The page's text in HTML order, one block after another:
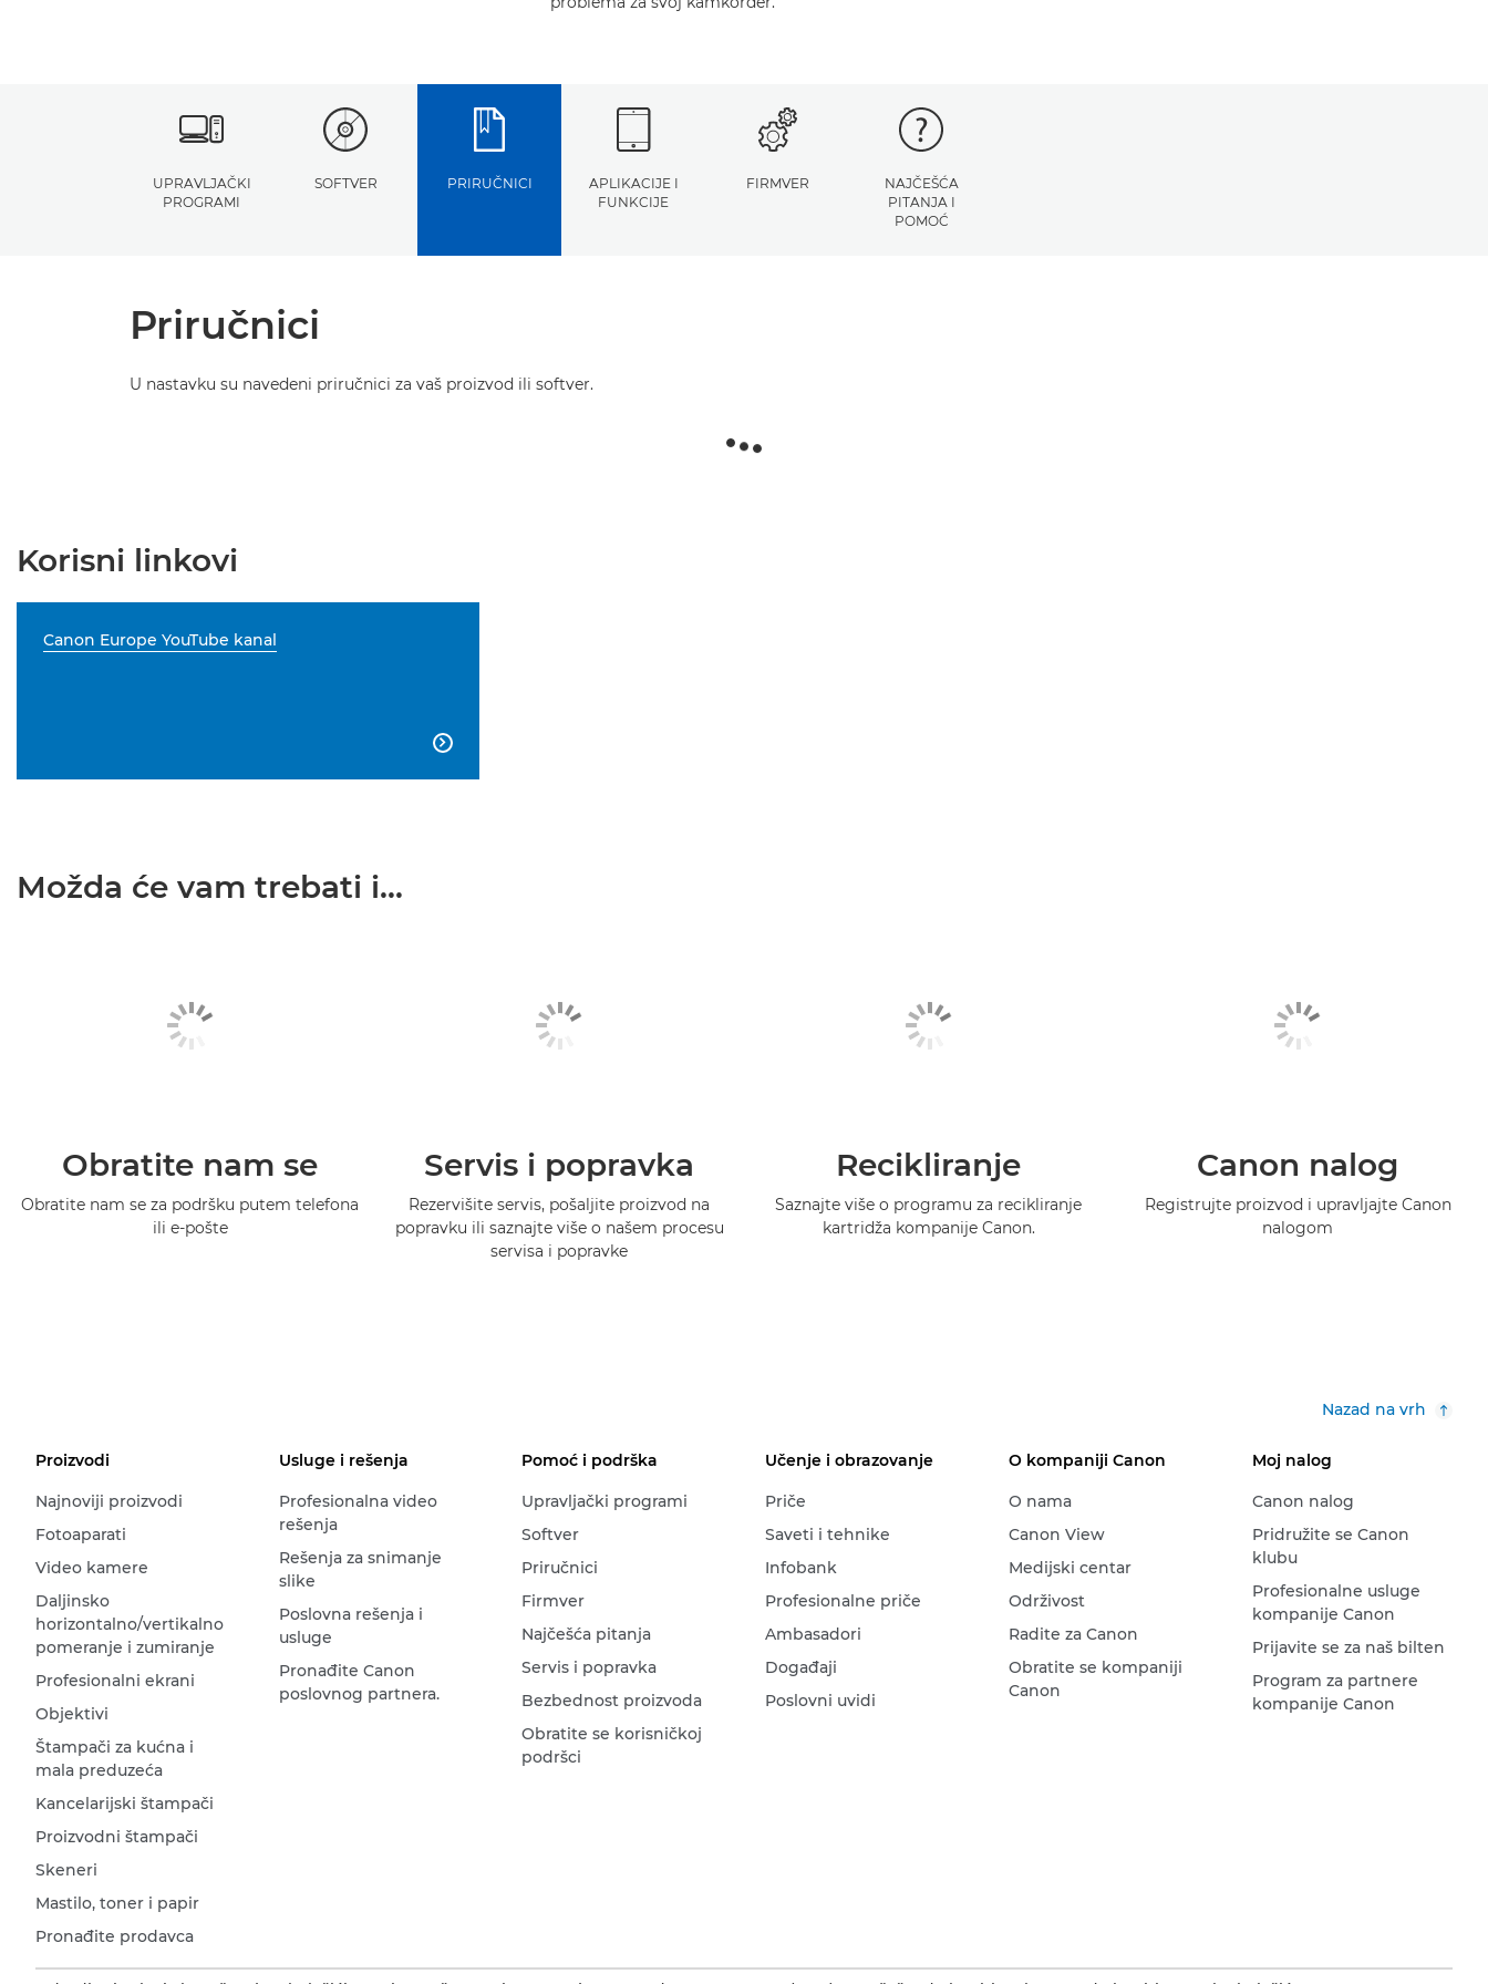
UPRAVLJAČKI
PROGRAMI
SOFTVER PRIRUČNICI
APLIKACIJE I
FUNKCIJE
FIRMVER
NAJČEŠĆA
PITANJA I
POMOĆ
Priručnici
U nastavku su navedeni priručnici za vaš proizvod ili softver.
Korisni linkovi
Canon Europe YouTube kanal

Možda će vam trebati i...
Obratite nam se
Obratite nam se za podršku putem telefona
ili e-pošte
Servis i popravka
Rezervišite servis, pošaljite proizvod na
popravku ili saznajte više o našem procesu
servisa i popravke
Recikliranje
Saznajte više o programu za recikliranje
kartridža kompanije Canon.
Canon nalog
Registrujte proizvod i upravljajte Canon
nalogom
Nazad na vrh
Proizvodi
Najnoviji proizvodi
Fotoaparati
Video kamere
Daljinsko
horizontalno/vertikalno
pomeranje i zumiranje
Profesionalni ekrani
Objektivi
Štampači za kućna i
mala preduzeća
Kancelarijski štampači
Proizvodni štampači
Skeneri
Mastilo, toner i papir
Pronađite prodavca
Usluge i rešenja
Profesionalna video
rešenja
Rešenja za snimanje
slike
Poslovna rešenja i
usluge
Pronađite Canon
poslovnog partnera.
Pomoć i podrška
Upravljački programi
Softver
Priručnici
Firmver
Najčešća pitanja
Servis i popravka
Bezbednost proizvoda
Obratite se korisničkoj
podršci
Učenje i obrazovanje
Priče
Saveti i tehnike
Infobank
Profesionalne priče
Ambasadori
Događaji
Poslovni uvidi
O kompaniji Canon
O nama
Canon View
Medijski centar
Održivost
Radite za Canon
Obratite se kompaniji
Canon
Moj nalog
Canon nalog
Pridružite se Canon
klubu
Profesionalne usluge
kompanije Canon
Prijavite se za naš bilten
Program za partnere
kompanije Canon